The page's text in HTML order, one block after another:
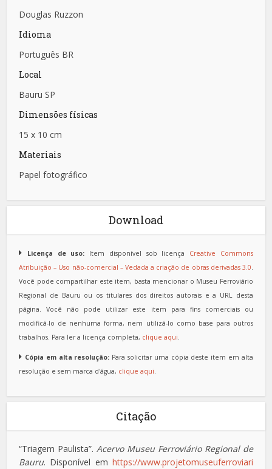
Douglas Ruzzon
Idioma
Português BR
Local
Bauru SP
Dimensões físicas
15 x 10 cm
Materiais
Papel fotográfico
Download
Licença de uso: Item disponível sob licença Creative Commons
Atribuição – Uso não-comercial – Vedada a criação de obras derivadas 3.0.
Você pode compartilhar este item, basta mencionar o Museu Ferroviário
Regional de Bauru ou os titulares dos direitos autorais e a URL desta
página. Você não pode utilizar este item para fins comerciais ou
modificá-lo de nenhuma forma, nem utilizá-lo como base para outros
trabalhos. Para ler a licença completa, clique aqui.
Cópia em alta resolução: Para solicitar uma cópia deste item em alta
resolução e sem marca d'água, clique aqui.
Citação
“Triagem Paulista”.Acervo Museu Ferroviário Regional de
Bauru. Disponível em https://www.projetomuseuferroviari